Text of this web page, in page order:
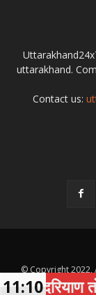
uttarakhand.
Contact us:
© Copyright
जन्दरियाण
11:10